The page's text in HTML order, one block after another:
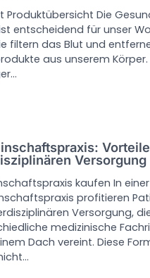
Produktübersicht Die
entscheidend für unser
filtern das Blut und
aus unserem Körper.
Versorgung
kaufen In einer
profitieren
Versorgung,
medizinische
Dach vereint. Diese